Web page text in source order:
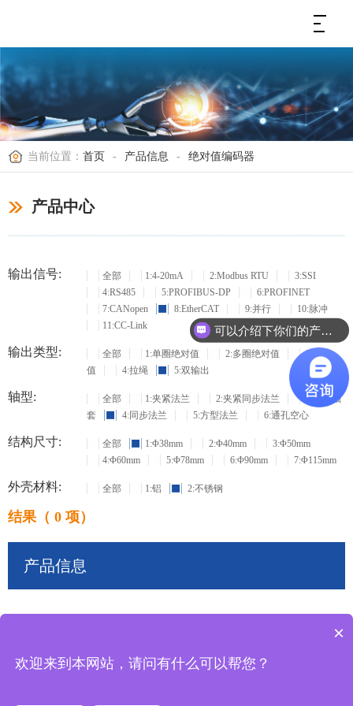
当前位置： 首页 - 产品信息 - 绝对值编码器
产品中心
输出信号: 全部 1:4-20mA 2:Modbus RTU
3:SSI
4:RS485
5:PROFIBUS-DP
6:PROFINET
7:CANopen
8:EtherCAT 9:并行
10:脉冲
11:CC-Link
输出类型: 全部 1:单圈绝对值 2:多圈绝对值
3:增量
值
4:拉绳 5:双输出
轴型: 全部 1:夹紧法兰 2:夹紧同步法兰
3:盲孔轴
套
4:同步法兰 5:方型法兰 6:通孔空心
结构尺寸: 全部 1:Φ38mm 2:Φ40mm
3:Φ50mm
4:Φ60mm
5:Φ78mm 6:Φ90mm 7:Φ115mm
外壳材料: 全部 1:铝 2:不锈钢
结果（ 0 项）
产品信息
可以介绍下你们的产品么？
×
欢迎来到本网站，请问有什么可以帮您？